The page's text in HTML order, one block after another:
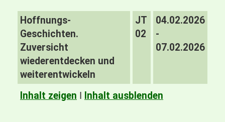
Hoffnungs-
Geschichten.
Zuversicht
wiederentdecken und
weiterentwickeln
JT
02
04.02.2026
-
07.02.2026
Inhalt zeigen I Inhalt ausblenden